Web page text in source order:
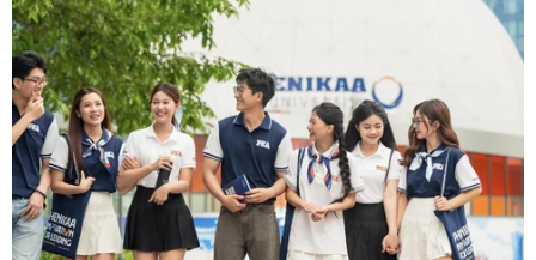
Những chiếc du thuyền sang trọng tại cảng biển Nhật Bản.
(Ảnh: Konpira)
Trượt tuyết bằng trực thăng trên tuyết tại Nam
Cực với giá 2,2 triệu USD. Một chuyến đi săn gấu
Bắc Cực ở Svalbard (Na Uy) với chi phí 300.000
USD. Hay theo dấu chân báo tuyết trên dãy
Himalaya cùng các nhà thám hiểm nổi tiếng với